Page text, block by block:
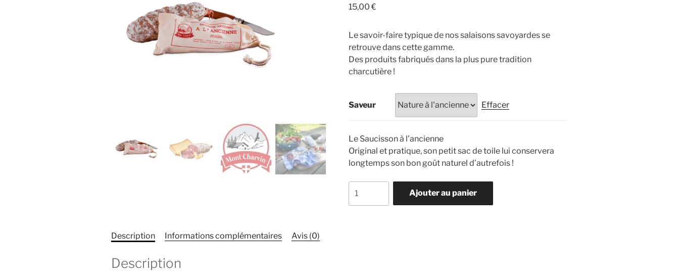
15,00€
Le savoir-faire typique de nos salaisons savoyardes se
retrouve dans cette gamme.
Des produits fabriqués dans la plus pure tradition
charcutière !
Saveur Effacer
Le Saucisson à l’ancienne
Original et pratique, son petit sac de toile lui conservera
longtemps son bon goût naturel d’autrefois !
de
Ajouter au panier
Description Informations complémentaires Avis (0)
Description